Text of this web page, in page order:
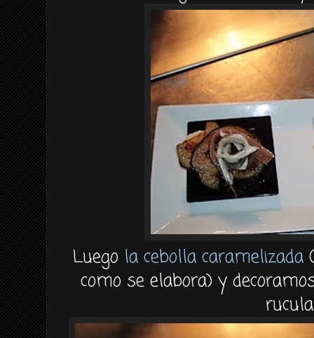
Luego la cebolla caramelizada
como se elabora) y